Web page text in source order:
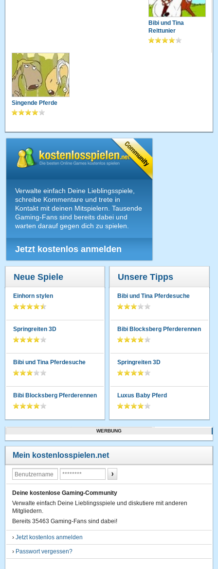
Bibi und Tina
Reittunier
Singende Pferde
Verwalte einfach Deine Lieblingsspiele,
schreibe Kommentare und trete in
Kontakt mit deinen Mitspielern. Tausende
Gaming-Fans sind bereits dabei und
warten darauf gegen dich zu spielen.
Jetzt kostenlos anmelden
Neue Spiele
Einhorn stylen
Springreiten 3D
Bibi und Tina Pferdesuche
Bibi Blocksberg Pferderennen
Unsere Tipps
Bibi und Tina Pferdesuche
Bibi Blocksberg Pferderennen
Springreiten 3D
Luxus Baby Pferd
WERBUNG
Mein kostenlosspielen.net
Deine kostenlose Gaming-Community
Verwalte einfach Deine Lieblingsspiele und diskutiere mit anderen
Mitgliedern.
Bereits 35463 Gaming-Fans sind dabei!
›Jetzt kostenlos anmelden
› Passwort vergessen?